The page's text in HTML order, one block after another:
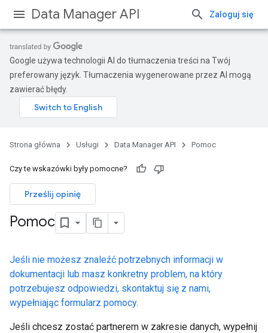
Data Manager API Zaloguj się
Google używa technologii AI do tłumaczenia treści na Twój
preferowany język. Tłumaczenia wygenerowane przez AI mogą
zawierać błędy.
Strona główna Usługi Data Manager API Pomoc
Czy te wskazówki były pomocne?
Prześlij opinię
Pomoc
Jeśli nie możesz znaleźć potrzebnych informacji w
dokumentacji lub masz konkretny problem, na który
potrzebujesz odpowiedzi, skontaktuj się z nami,
wypełniając formularz pomocy.
Jeśli chcesz zostać partnerem w zakresie danych, wypełnij